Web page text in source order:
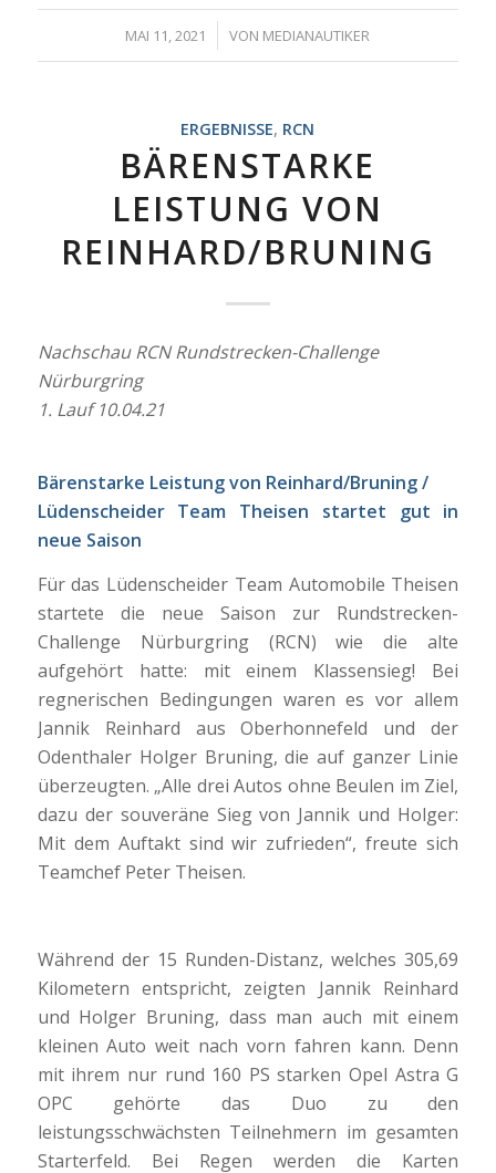
MAI 11, 2021
/ VON MEDIANAUTIKER
ERGEBNISSE, RCN
BÄRENSTARKE
LEISTUNG VON
REINHARD/BRUNING
Nachschau RCN Rundstrecken-Challenge
Nürburgring
1. Lauf 10.04.21
Bärenstarke Leistung von Reinhard/Bruning /
Lüdenscheider Team Theisen startet gut in
neue Saison
Für das Lüdenscheider Team Automobile Theisen
startete die neue Saison zur Rundstrecken-
Challenge Nürburgring (RCN) wie die alte
aufgehört hatte: mit einem Klassensieg! Bei
regnerischen Bedingungen waren es vor allem
Jannik Reinhard aus Oberhonnefeld und der
Odenthaler Holger Bruning, die auf ganzer Linie
überzeugten. „Alle drei Autos ohne Beulen im Ziel,
dazu der souveräne Sieg von Jannik und Holger:
Mit dem Auftakt sind wir zufrieden“, freute sich
Teamchef Peter Theisen.
Während der 15 Runden-Distanz, welches 305,69
Kilometern entspricht, zeigten Jannik Reinhard
und Holger Bruning, dass man auch mit einem
kleinen Auto weit nach vorn fahren kann. Denn
mit ihrem nur rund 160 PS starken Opel Astra G
OPC gehörte das Duo zu den
leistungsschwächsten Teilnehmern im gesamten
Starterfeld. Bei Regen werden die Karten